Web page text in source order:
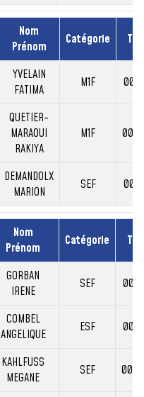
Nom
Prénom
Catégorie
YVELAIN
FATIMA
M1F
QUETIER-
MARAOUI
RAKIYA
M1F
DEMANDOLX
MARION
SEF
Nom
Prénom
Catégorie
GORBAN
IRENE
SEF
COMBEL
ANGELIQUE
ESF
KAHLFUSS
MEGANE
SEF